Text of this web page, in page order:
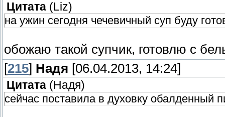
Цитата ( Liz)
на ужин сегодня чечевичный суп буду
обожаю такой супчик, готовлю с
[215] Надя [06.04.2013, 14:24]
Цитата ( Надя)
сейчас поставила в духовку обалденный